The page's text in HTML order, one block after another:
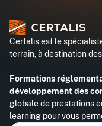
Certalis est le
terrain, à destination
Formations
développement des
globale de prestations
learning pour vous